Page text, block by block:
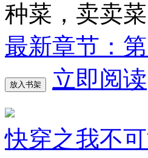
种菜，卖卖
最新章节：
放入书架 立即阅读
快穿之我不